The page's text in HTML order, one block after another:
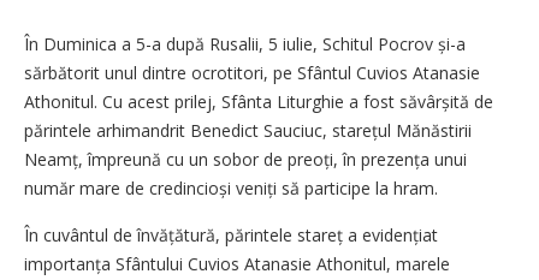
În Duminica a 5-a după Rusalii, 5 iulie, Schitul Pocrov și-a
sărbătorit unul dintre ocrotitori, pe Sfântul Cuvios Atanasie
Athonitul. Cu acest prilej, Sfânta Liturghie a fost săvârșită de
părintele arhimandrit Benedict Sauciuc, starețul Mănăstirii
Neamț, împreună cu un sobor de preoți, în prezența unui
număr mare de credincioși veniți să participe la hram.
În cuvântul de învățătură, părintele stareț a evidențiat
importanța Sfântului Cuvios Atanasie Athonitul, marele